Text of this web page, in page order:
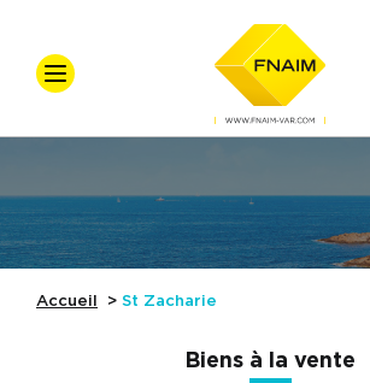
Gestion
Accueil St Zacharie
Biens à la vente